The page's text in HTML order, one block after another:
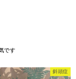
斜頭症